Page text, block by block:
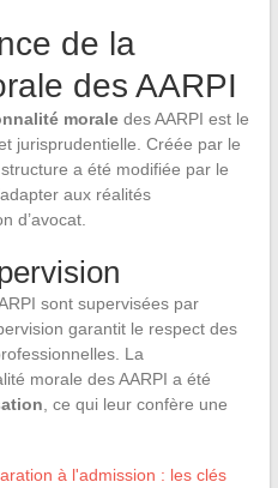
de la
des AARPI
moraledes AARPI est le
jurisprudentielle. Créée par le
a été modifiée par le
aux réalités
d’avocat.
sont supervisées par
garantit le respect des
La
morale des AARPI a été
, ce qui leur confère une
à l'admission : les clés